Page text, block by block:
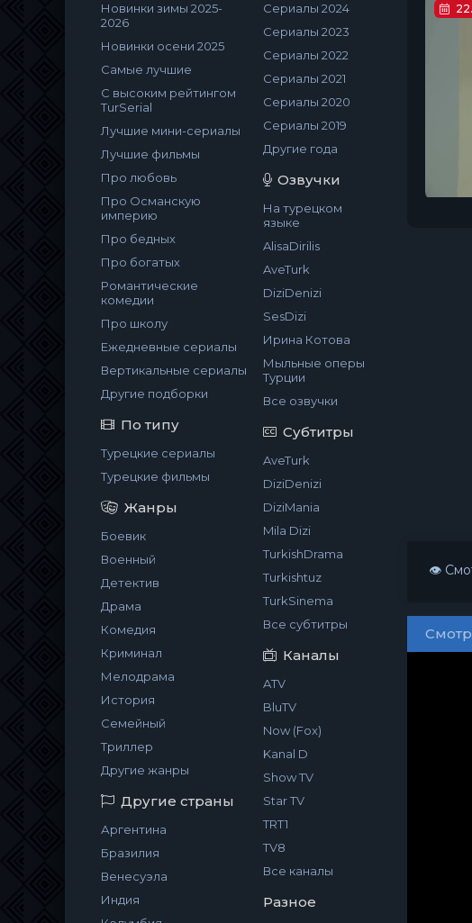
Новинки зимы 2025-
2026
Новинки осени 2025
Самые лучшие
С высоким рейтингом
TurSerial
Лучшие мини-сериалы
Лучшие фильмы
Про любовь
Про Османскую
империю
Про бедных
Про богатых
Романтические
комедии
Про школу
Ежедневные сериалы
Вертикальные сериалы
Другие подборки
По типу
Турецкие сериалы
Турецкие фильмы
Жанры
Боевик
Военный
Детектив
Драма
Комедия
Криминал
Мелодрама
История
Семейный
Триллер
Другие жанры
Другие страны
Аргентина
Бразилия
Венесуэла
Индия
Сериалы 2024
Сериалы 2023
Сериалы 2022
Сериалы 2021
Сериалы 2020
Сериалы 2019
Другие года
Озвучки
На турецком
языке
AlisaDirilis
AveTurk
DiziDenizi
SesDizi
Ирина Котова
Мыльные оперы
Турции
Все озвучки
Субтитры
AveTurk
DiziDenizi
DiziMania
Mila Dizi
TurkishDrama
Turkishtuz
TurkSinema
Все субтитры
Каналы
ATV
BluTV
Now (Fox)
Kanal D
Show TV
Star TV
TRT1
TV8
Все каналы
Разное
👁